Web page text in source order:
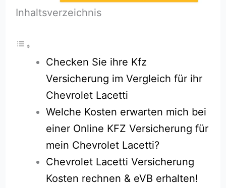
Inhaltsverzeichnis
Checken Sie ihre Kfz
Versicherung im Vergleich für ihr
Chevrolet Lacetti
Welche Kosten erwarten mich bei
einer Online KFZ Versicherung für
mein Chevrolet Lacetti?
Chevrolet Lacetti Versicherung
Kosten rechnen & eVB erhalten!